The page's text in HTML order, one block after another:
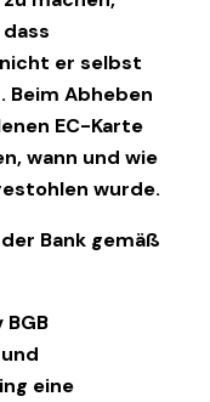
er selbst
Abheben
EC-Karte
wann und wie
wurde.
Bank gemäß
eine